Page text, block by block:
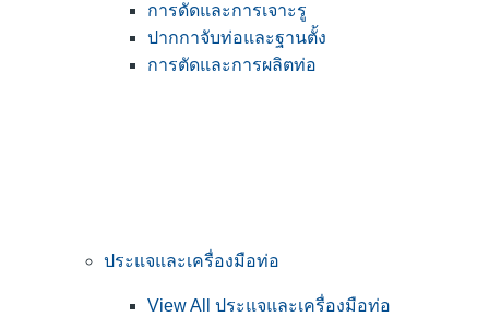
การดัดและการเจาะรู
ปากกาจับท่อและฐานตั้ง
การตัดและการผลิตท่อ
ประแจและเครื่องมือท่อ
View All ประแจและเครื่องมือท่อ